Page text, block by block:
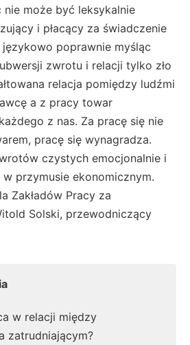
nie może być leksykalnie
i płacący za świadczenie
poprawnie myśląc
zwrotu i relacji tylko zło
relacja pomiędzy ludźmi
a z pracy towar
z nas. Za pracę się nie
pracę się wynagradza.
czystych emocjonalnie i
przymusie ekonomicznym.
Zakładów Pracy za
Solski, przewodniczący
w relacji między
zatrudniającym?